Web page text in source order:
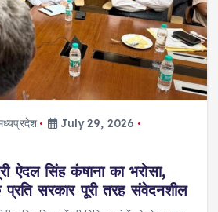
July 29, 2026
ऐदल सिंह कंषाना का भरोसा,
सरकार पूरी तरह संवेदनशील